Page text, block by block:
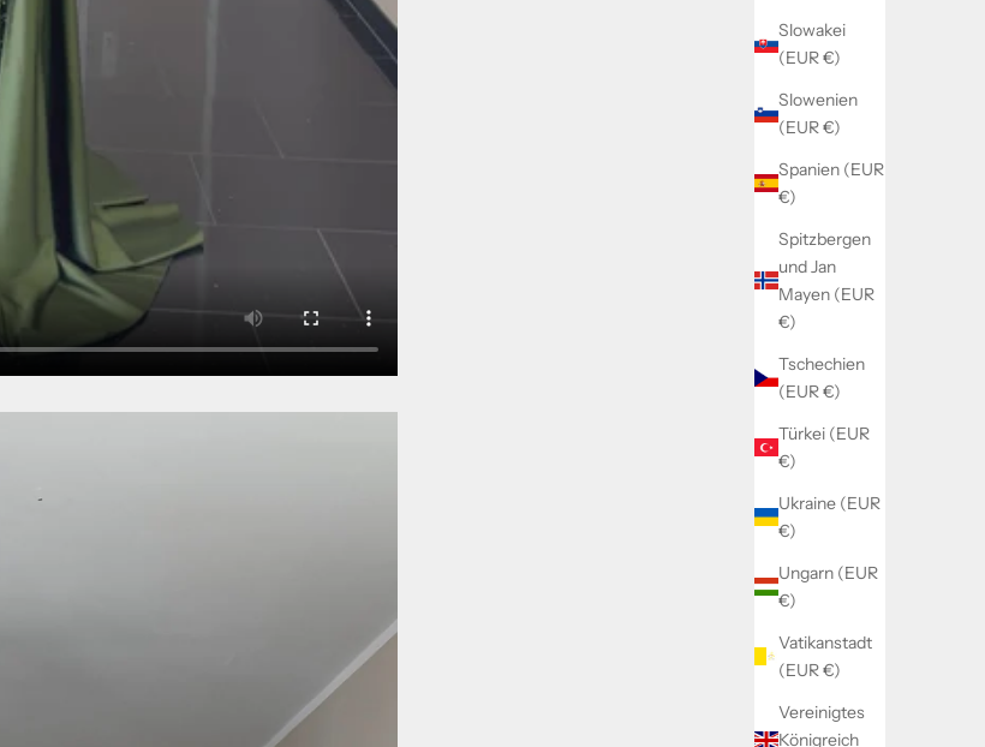
Slowakei
(EUR €)
Slowenien
(EUR €)
Spanien (EUR
€)
Spitzbergen
und Jan
Mayen (EUR
€)
Tschechien
(EUR €)
Türkei (EUR
€)
Ukraine (EUR
€)
Ungarn (EUR
€)
Vatikanstadt
(EUR €)
Vereinigtes
Königreich